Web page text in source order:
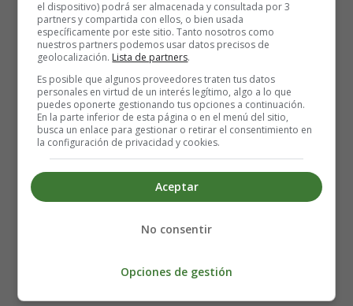
músculo. Una revisión sistemática y un metanálisis de
2018 sugieren que este tipo de patrón de alimentación
puede dar como resultado una pérdida de peso de 4 a 8%
en promedio.
Existen varios métodos de ayuno intermitente, que
incluyen:
Ayuno en días alternos (dieta 5: 2). Usted come
normalmente durante cinco días a la semana y
restringe su consumo de calorías a 500 a 600 calorías
Método 16/8. Con este método, restringe su período
puedes comer entre las 12 p.m. y las 8 p.m. Luego
el dispositivo) podrá ser almacenada y consultada por 3
partners y compartida con ellos, o bien usada
específicamente por este sitio. Tanto nosotros como
nuestros partners podemos usar datos precisos de
geolocalización. Lista de partners.
Es posible que algunos proveedores traten tus datos
personales en virtud de un interés legítimo, algo a lo que
puedes oponerte gestionando tus opciones a continuación.
En la parte inferior de esta página o en el menú del sitio,
busca un enlace para gestionar o retirar el consentimiento en
la configuración de privacidad y cookies.
Aceptar
No consentir
Opciones de gestión